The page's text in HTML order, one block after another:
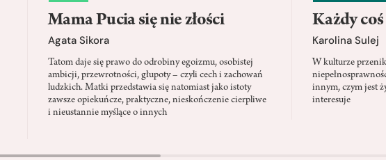
Mama Pucia się nie złości
Agata Sikora
Tatom daje się prawo do odrobiny egoizmu, osobistej
ambicji, przewrotności, głupoty – czyli cech i zachowań
ludzkich. Matki przedstawia się natomiast jako istoty
zawsze opiekuńcze, praktyczne, nieskończenie cierpliwe
i nieustannie myślące o innych
Każdy
Karolina Sulej
W kulturze
innym, czym jest
interesuje